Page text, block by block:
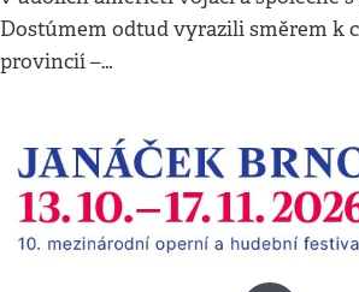
Dostúmem odtud vyrazili směrem k
provincií –…